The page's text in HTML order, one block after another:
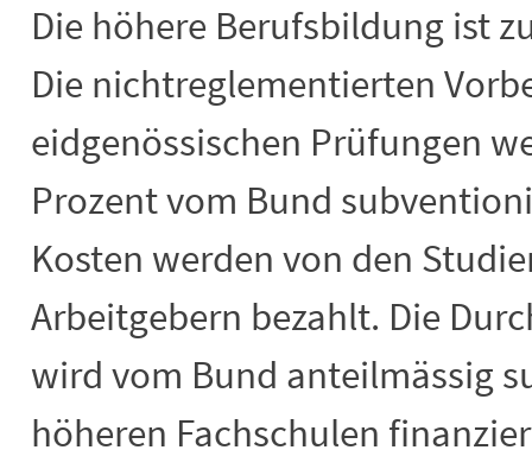
Die höhere Berufsbildung ist
Die nichtreglementierten
eidgenössischen Prüfungen
Prozent vom Bund
Kosten werden von den
Arbeitgebern bezahlt. Die
wird vom Bund anteilmässig
höheren Fachschulen